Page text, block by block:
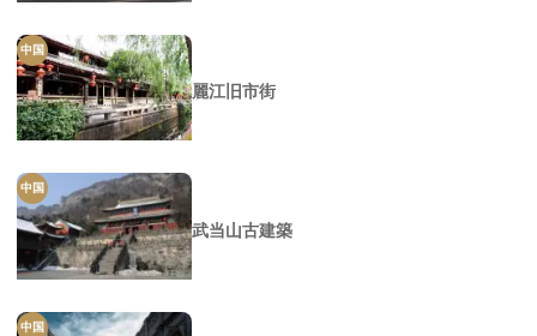
中国
麗江旧市街
中国
武当山古建築
中国